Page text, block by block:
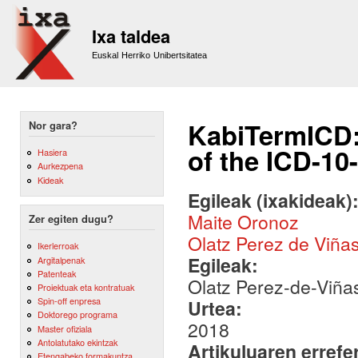
Ixa taldea
Euskal Herriko Unibertsitatea
Nor gara?
Hasiera
Aurkezpena
Kideak
Zer egiten dugu?
Ikerlerroak
Argitalpenak
Patenteak
Proiektuak eta kontratuak
Spin-off enpresa
Doktorego programa
Master ofiziala
Antolatutako ekintzak
of the ICD-
Egileak
Maite Oronoz
Olatz Perez de
Egileak:
Olatz Perez-de-
Urtea:
2018
Artikuluaren